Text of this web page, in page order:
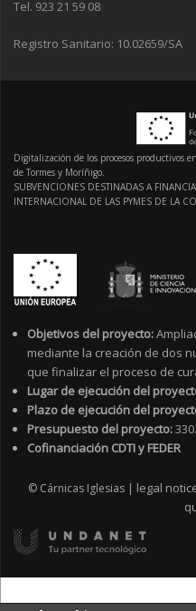
Tel. 923 21 59 08
Registro Sanitario: 10.02659/SA
Digitalización de los procesos productivos
de Tormes y Moríñigo.
SUBVENCIONES DESTINADAS A
INTERNACIONAL DE LAS PYMES DE LA
Objetivos del proyecto:
mediante la creación de dos
que finalizar el proceso de
Lugar de ejecución del
Plazo de ejecución del
Presupuesto del proyecto:
Cofinanciación CDTI y FEDER
© Cárnicas Iglesias | legal